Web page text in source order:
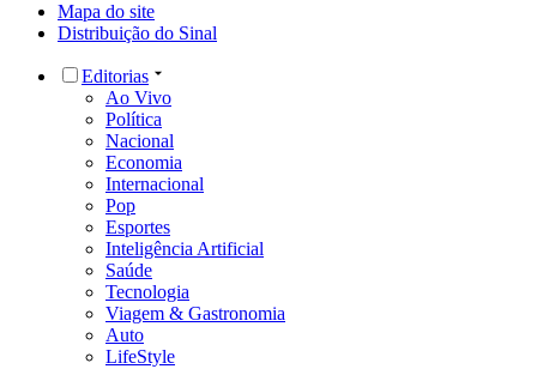
Mapa do site
Distribuição do Sinal
Editorias
Ao Vivo
Política
Nacional
Economia
Internacional
Pop
Esportes
Inteligência Artificial
Saúde
Tecnologia
Viagem & Gastronomia
Auto
LifeStyle